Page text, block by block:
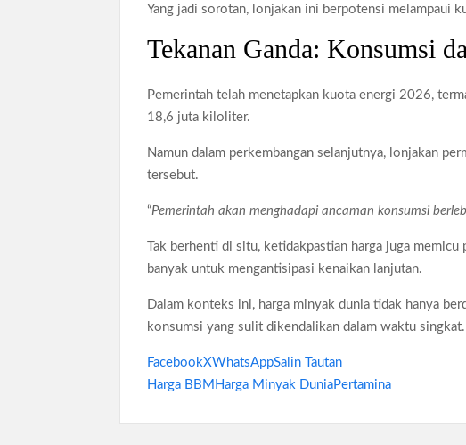
Yang jadi sorotan, lonjakan ini berpotensi melampaui
Tekanan Ganda: Konsumsi
Pemerintah telah menetapkan kuota energi 2026,
18,6 juta kiloliter.
Namun dalam perkembangan selanjutnya, lonjakan
tersebut.
“Pemerintah akan menghadapi ancaman konsumsi
Tak berhenti di situ, ketidakpastian harga juga
banyak untuk mengantisipasi kenaikan lanjutan.
Dalam konteks ini, harga minyak dunia tidak hanya
konsumsi yang sulit dikendalikan dalam waktu singkat.
FacebookXWhatsAppSalin Tautan
Harga BBM Harga Minyak DuniaPertamina